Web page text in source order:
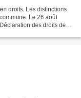
droits. Les distinctions
Le 26 août
des droits de